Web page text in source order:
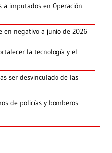
imputados en Operación
en negativo a junio de 2026
la tecnología y el
ser desvinculado de las
de policías y bomberos